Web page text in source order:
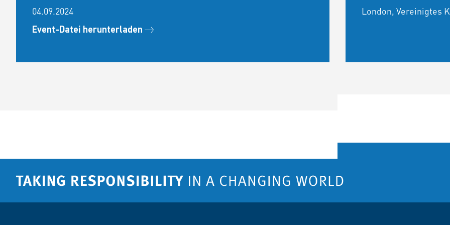
04.09.2024
Event-Datei herunterladen
London, Vereinigtes